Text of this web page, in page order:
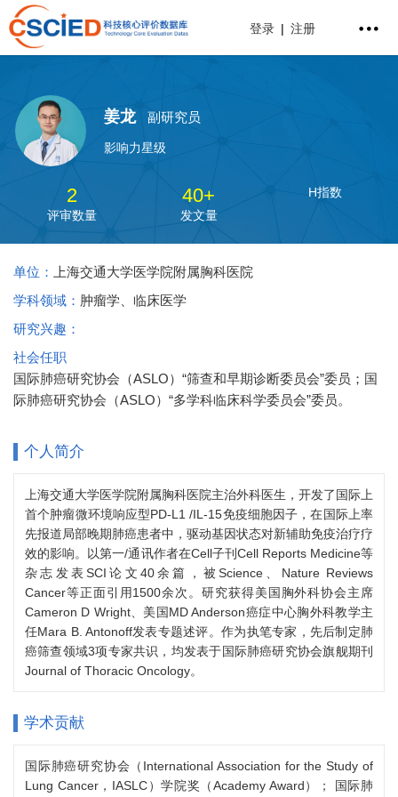
登录 | 注册
姜龙 副研究员
影响力星级
2
评审数量
40+
发文量
H指数
单位：
上海交通大学医学院附属胸科医院
学科领域： 肿瘤学、临床医学
研究兴趣：
社会任职
国际肺癌研究协会（ASLO）“筛查和早期诊断委员会”委员；国
际肺癌研究协会（ASLO）“多学科临床科学委员会”委员。
个人简介
上海交通大学医学院附属胸科医院主治外科医生，开发了国际上
首个肿瘤微环境响应型PD-L1 /IL-15免疫细胞因子，在国际上率
先报道局部晚期肺癌患者中，驱动基因状态对新辅助免疫治疗疗
效的影响。以第一/通讯作者在Cell子刊Cell Reports Medicine等
杂志发表SCI论文40余篇，被Science、Nature Reviews
Cancer等正面引用1500余次。研究获得美国胸外科协会主席
Cameron D Wright、美国MD Anderson癌症中心胸外科教学主
任Mara B. Antonoff发表专题述评。作为执笔专家，先后制定肺
癌筛查领域3项专家共识，均发表于国际肺癌研究协会旗舰期刊
Journal of Thoracic Oncology。
学术贡献
国际肺癌研究协会（International Association for the Study of
Lung Cancer，IASLC）学院奖（Academy Award）； 国际肺